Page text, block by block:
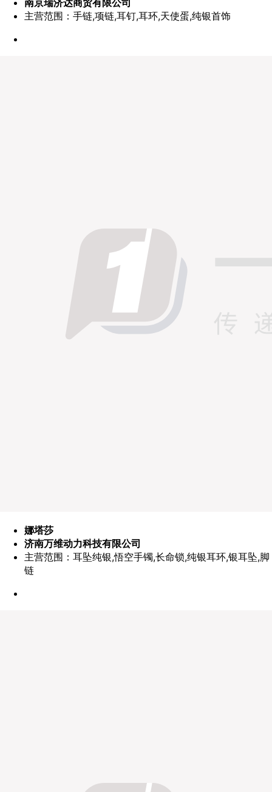
南京瑞济达商贸有限公司
主营范围：手链,项链,耳钉,耳环,天使蛋,纯银首饰
娜塔莎
济南万维动力科技有限公司
主营范围：耳坠纯银,悟空手镯,长命锁,纯银耳环,银耳坠,脚
链